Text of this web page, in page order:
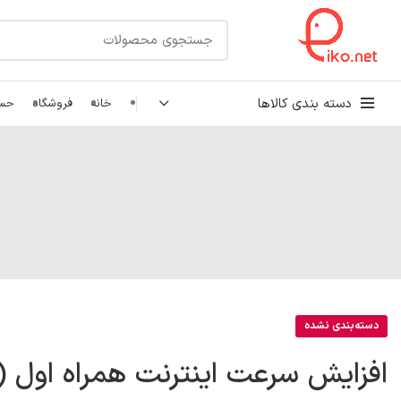
دسته بندی کالاها خانه فروشگاه
دسته‌بندی نشده
افزایش سرعت اینترنت همراه